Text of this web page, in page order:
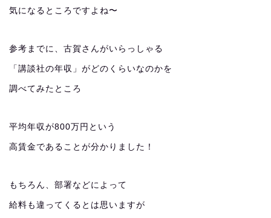
気になるところですよね〜
参考までに、古賀さんがいらっしゃる
「講談社の年収」がどのくらいなのかを
調べてみたところ
平均年収が800万円という
高賃金であることが分かりました！
もちろん、部署などによって
給料も違ってくるとは思いますが